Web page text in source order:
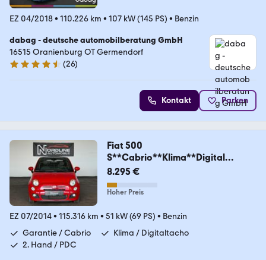
EZ 04/2018• 110.226 km • 107 kW (145 PS) • Benzin
dabag - deutsche automobilberatung GmbH
16515 Oranienburg OT Germendorf
4.5 Sterne
(26)
Kontakt Parken
Fiat 500
S**Cabrio**Klima**Digital
Tacho**Garantie**
8.295 €
Hoher Preis
EZ 07/2014• 115.316 km • 51 kW (69 PS) • Benzin
Garantie / Cabrio
Klima / Digitaltacho
2. Hand / PDC